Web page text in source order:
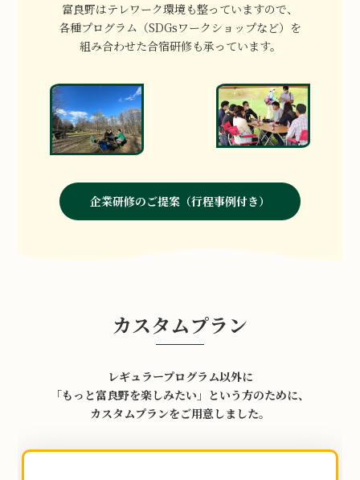
富良野はテレワーク環境も整っていますので、
各種プログラム（SDGsワークショップなど） を
組み合わせた合宿研修も承っています。
企業研修のご提案（行程事例付き）
カスタムプラン
レギュラープログラム以外に
「もっと富良野を楽しみたい」という方のために、
カスタムプランをご用意しました。
グ